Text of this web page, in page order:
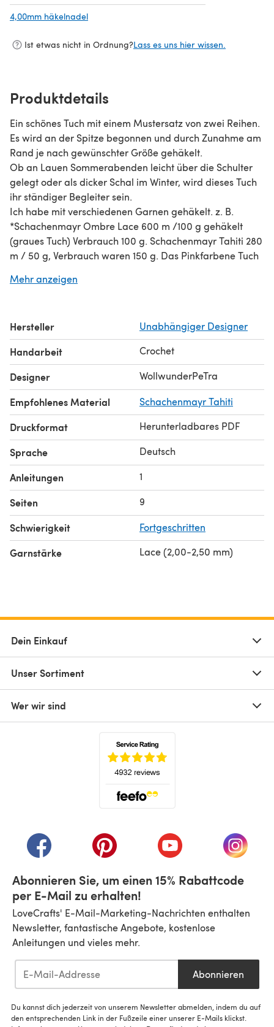
4,00mm häkelnadel
Ist etwas nicht in Ordnung?Lass es uns hier wissen.
Produktdetails
Ein schönes Tuch mit einem Mustersatz von zwei Reihen.
Es wird an der Spitze begonnen und durch Zunahme am
Rand je nach gewünschter Größe gehäkelt.
Ob an Lauen Sommerabenden leicht über die Schulter
gelegt oder als dicker Schal im Winter, wird dieses Tuch
ihr ständiger Begleiter sein.
Ich habe mit verschiedenen Garnen gehäkelt. z. B.
*Schachenmayr Ombre Lace 600 m /100 g gehäkelt
(graues Tuch) Verbrauch 100 g. Schachenmayr Tahiti 280
m / 50 g, Verbrauch waren 150 g. Das Pinkfarbene Tuch
Wollmarkt * In dieser 9 seitigen Anleitung wird das
die einzelene Schritte innerhalb der Reihen.
Meine Anleitung beinhaltet jedoch keinen Grundkurs in
häkeln. Voraussetzung ist, dass Sie Luftmaschen, Feste
Maschen, Kettmaschen und Stäbchen können.
Mehr anzeigen
Hersteller Unabhängiger Designer
Handarbeit Crochet
Designer WollwunderPeTra
Empfohlenes Material Schachenmayr Tahiti
Druckformat Herunterladbares PDF
Sprache Deutsch
Anleitungen 1
Seiten 9
Schwierigkeit Fortgeschritten
Garnstärke Lace (2,00-2,50 mm)
Dein Einkauf
Unser Sortiment
Wer wir sind
(öffnet sich in einem neuen Tab)
(öffnet sich in einem neuen Tab)
(öffnet sich in einem
(öffnet
Abonnieren Sie, um einen 15% Rabattcode
per E-Mail zu erhalten!
LoveCrafts' E-Mail-Marketing-Nachrichten enthalten
Newsletter, fantastische Angebote, kostenlose
Anleitungen und vieles mehr.
Abonnieren
Du kannst dich jederzeit von unserem Newsletter abmelden, indem du auf
den entsprechenden Link in der Fußzeile einer unserer E-Mails klickst.